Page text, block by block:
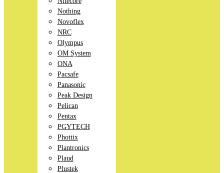
Nothing
Novoflex
NRC
Olympus
OM System
ONA
Pacsafe
Panasonic
Peak Design
Pelican
Pentax
PGYTECH
Phottix
Plantronics
Plaud
Plustek